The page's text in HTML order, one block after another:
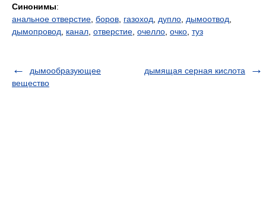
Синонимы:
анальное отверстие боров газоход дупло дымоотвод
дымопровод
канал отверстие очелло очко туз
дымообразующее
вещество
дымящая серная кислота